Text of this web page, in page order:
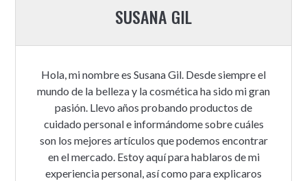
SUSANA GIL
Hola, mi nombre es Susana Gil. Desde siempre el
mundo de la belleza y la cosmética ha sido mi gran
pasión. Llevo años probando productos de
cuidado personal e informándome sobre cuáles
son los mejores artículos que podemos encontrar
en el mercado. Estoy aquí para hablaros de mi
experiencia personal, así como para explicaros